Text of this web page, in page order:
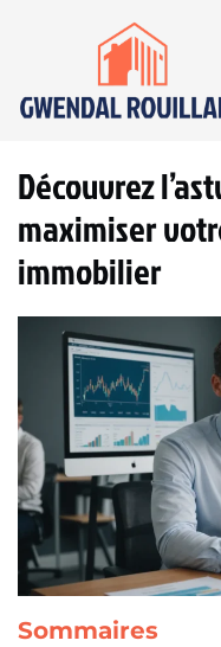
Découvrez
maximiser
immobilier
Sommaires